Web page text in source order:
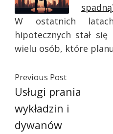
W ostatnich
hipotecznych stał
wielu osób, które
Previous Post
Usługi prania
wykładzin i
dywanów